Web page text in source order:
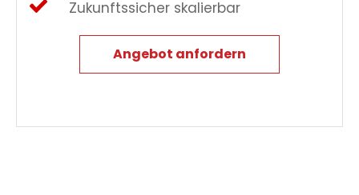
Zukunftssicher skalierbar
Angebot anfordern